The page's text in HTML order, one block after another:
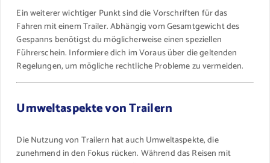
Ein weiterer wichtiger Punkt sind die Vorschriften für das
Fahren mit einem Trailer. Abhängig vom Gesamtgewicht des
Gespanns benötigst du möglicherweise einen speziellen
Führerschein. Informiere dich im Voraus über die geltenden
Regelungen, um mögliche rechtliche Probleme zu vermeiden.
Umweltaspekte von Trailern
Die Nutzung von Trailern hat auch Umweltaspekte, die
zunehmend in den Fokus rücken. Während das Reisen mit